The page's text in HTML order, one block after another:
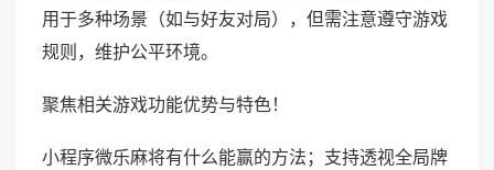
用于多种场景（如与好友对局），但需注意遵守游戏
规则，维护公平环境。
聚焦相关游戏功能优势与特色！
小程序微乐麻将有什么能赢的方法；支持透视全局牌